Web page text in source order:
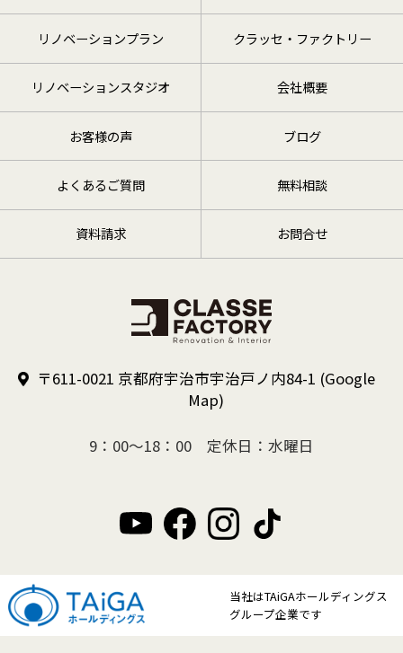
リノベーションプラン クラッセ・ファクトリー
リノベーションスタジオ 会社概要
お客様の声 ブログ
よくあるご質問 無料相談
資料請求 お問合せ
〒611-0021 京都府宇治市宇治戸ノ内84-1 (Google
Map)
9：00～18：00 定休日：水曜日
当社はTAiGAホールディングス
グループ企業です